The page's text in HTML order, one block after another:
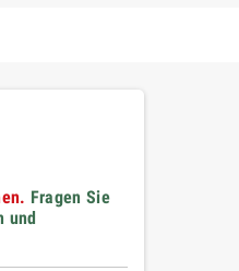
Fragen Sie
und